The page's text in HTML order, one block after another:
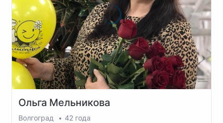
Ольга Мельникова
Волгоград 42 года